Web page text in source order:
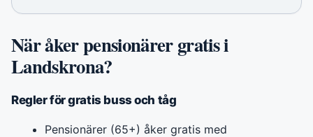
När åker pensionärer gratis i
Landskrona?
Regler för gratis buss och tåg
Pensionärer (65+) åker gratis med